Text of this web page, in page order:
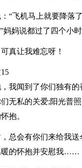
“飞机马上就要降落
妈妈说都过了四个小时
真让我难忘呀！
我闻到了你们独有的
无私的关爱;阳光普
抱。
总会有你们来给我送
暖的怀抱并安慰我……